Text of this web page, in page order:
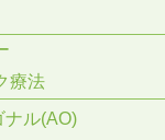
療法
ナル(AO)